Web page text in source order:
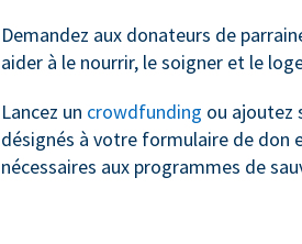
Demandez aux donateurs de
aider à le nourrir, le soigner et le
Lancez un crowdfunding ou ajoutez
désignés à votre formulaire de don
nécessaires aux programmes de